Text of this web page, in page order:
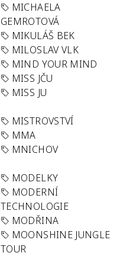
MICHAELA
GEMROTOVÁ
MIKULÁŠ BEK
MILOSLAV VLK
MIND YOUR MIND
MISS JČU
MISS JU
MISTROVSTVÍ
MMA
MNICHOV
MODELKY
MODERNÍ
TECHNOLOGIE
MODŘINA
MOONSHINE JUNGLE
TOUR